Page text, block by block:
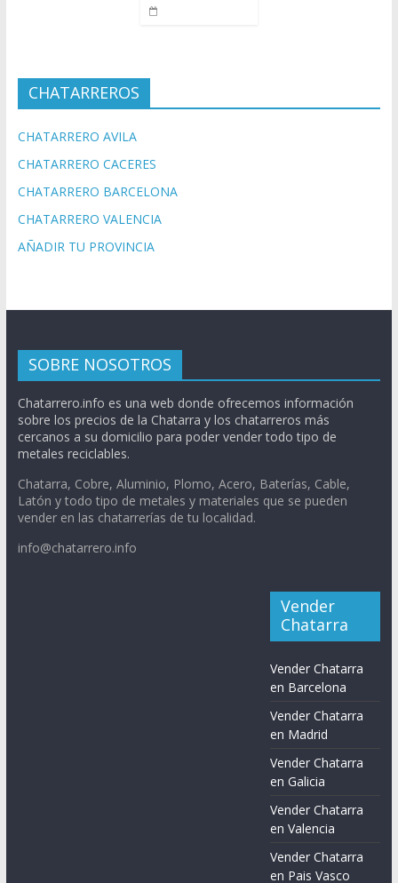
CHATARREROS
CHATARRERO AVILA
CHATARRERO CACERES
CHATARRERO BARCELONA
CHATARRERO VALENCIA
AÑADIR TU PROVINCIA
SOBRE NOSOTROS
Chatarrero.info es una web donde ofrecemos información
sobre los precios de la Chatarra y los chatarreros más
cercanos a su domicilio para poder vender todo tipo de
metales reciclables.
Chatarra, Cobre, Aluminio, Plomo, Acero, Baterías, Cable,
Latón y todo tipo de metales y materiales que se pueden
vender en las chatarrerías de tu localidad.
info@chatarrero.info
Vender
Chatarra
Vender Chatarra
en Barcelona
Vender Chatarra
en Madrid
Vender Chatarra
en Galicia
Vender Chatarra
en Valencia
Vender Chatarra
en Pais Vasco